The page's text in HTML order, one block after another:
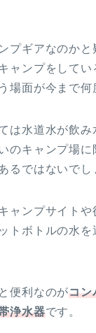
プギアなのかと
ャンプをして
場面が今まで何
は水道水が飲み
のキャンプ場に
るではないでし
ャンプサイトや
トボトルの水を
便利なのがコン
浄水器です。